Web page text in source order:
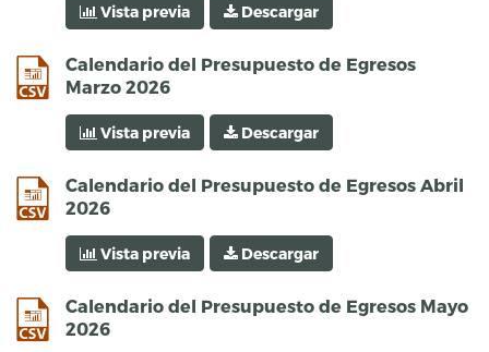
Vista previa Descargar
Calendario del Presupuesto de Egresos
Marzo 2026
csv
Vista previa Descargar
Calendario del Presupuesto de Egresos Abril
2026
csv
Vista previa Descargar
Calendario del Presupuesto de Egresos Mayo
2026
csv